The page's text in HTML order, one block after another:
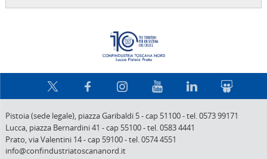
Pistoia (sede legale), piazza Garibaldi 5-cap 51100-tel. 0573 99171
Lucca, piazza Bernardini 41 -cap 55100-tel. 0583 4441
Prato,via Valentini 14-cap 59100-tel. 0574 4551
info@confindustriatoscananord.it